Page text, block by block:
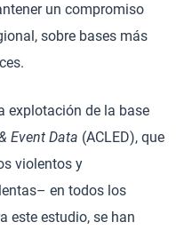
un compromiso
sobre bases más
explotación de la base
Event Data (ACLED), que
violentos y
en todos los
este estudio, se han